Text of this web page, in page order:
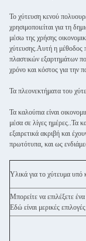
Το χύτευση κενού
χρησιμοποιείται για τη
μέσω της χρήσης
χύτευσης.Αυτή η μέθοδος
πλαστικών εξαρτημάτων
χρόνο και κόστος για την
Τα πλεονεκτήματα του
Τα καλούπια είναι
μέσα σε λίγες ημέρες..Τα
εξαιρετικά ακριβή και
πρωτότυπα, και ως
Υλικά για το χύτευμα υπό
Μπορείτε να επιλέξετε
Εδώ είναι μερικές